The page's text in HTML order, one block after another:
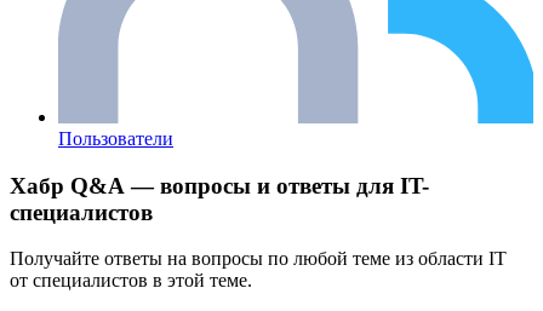
Пользователи
Хабр Q&A — вопросы и ответы для IT-
специалистов
Получайте ответы на вопросы по любой теме из области IT
от специалистов в этой теме.